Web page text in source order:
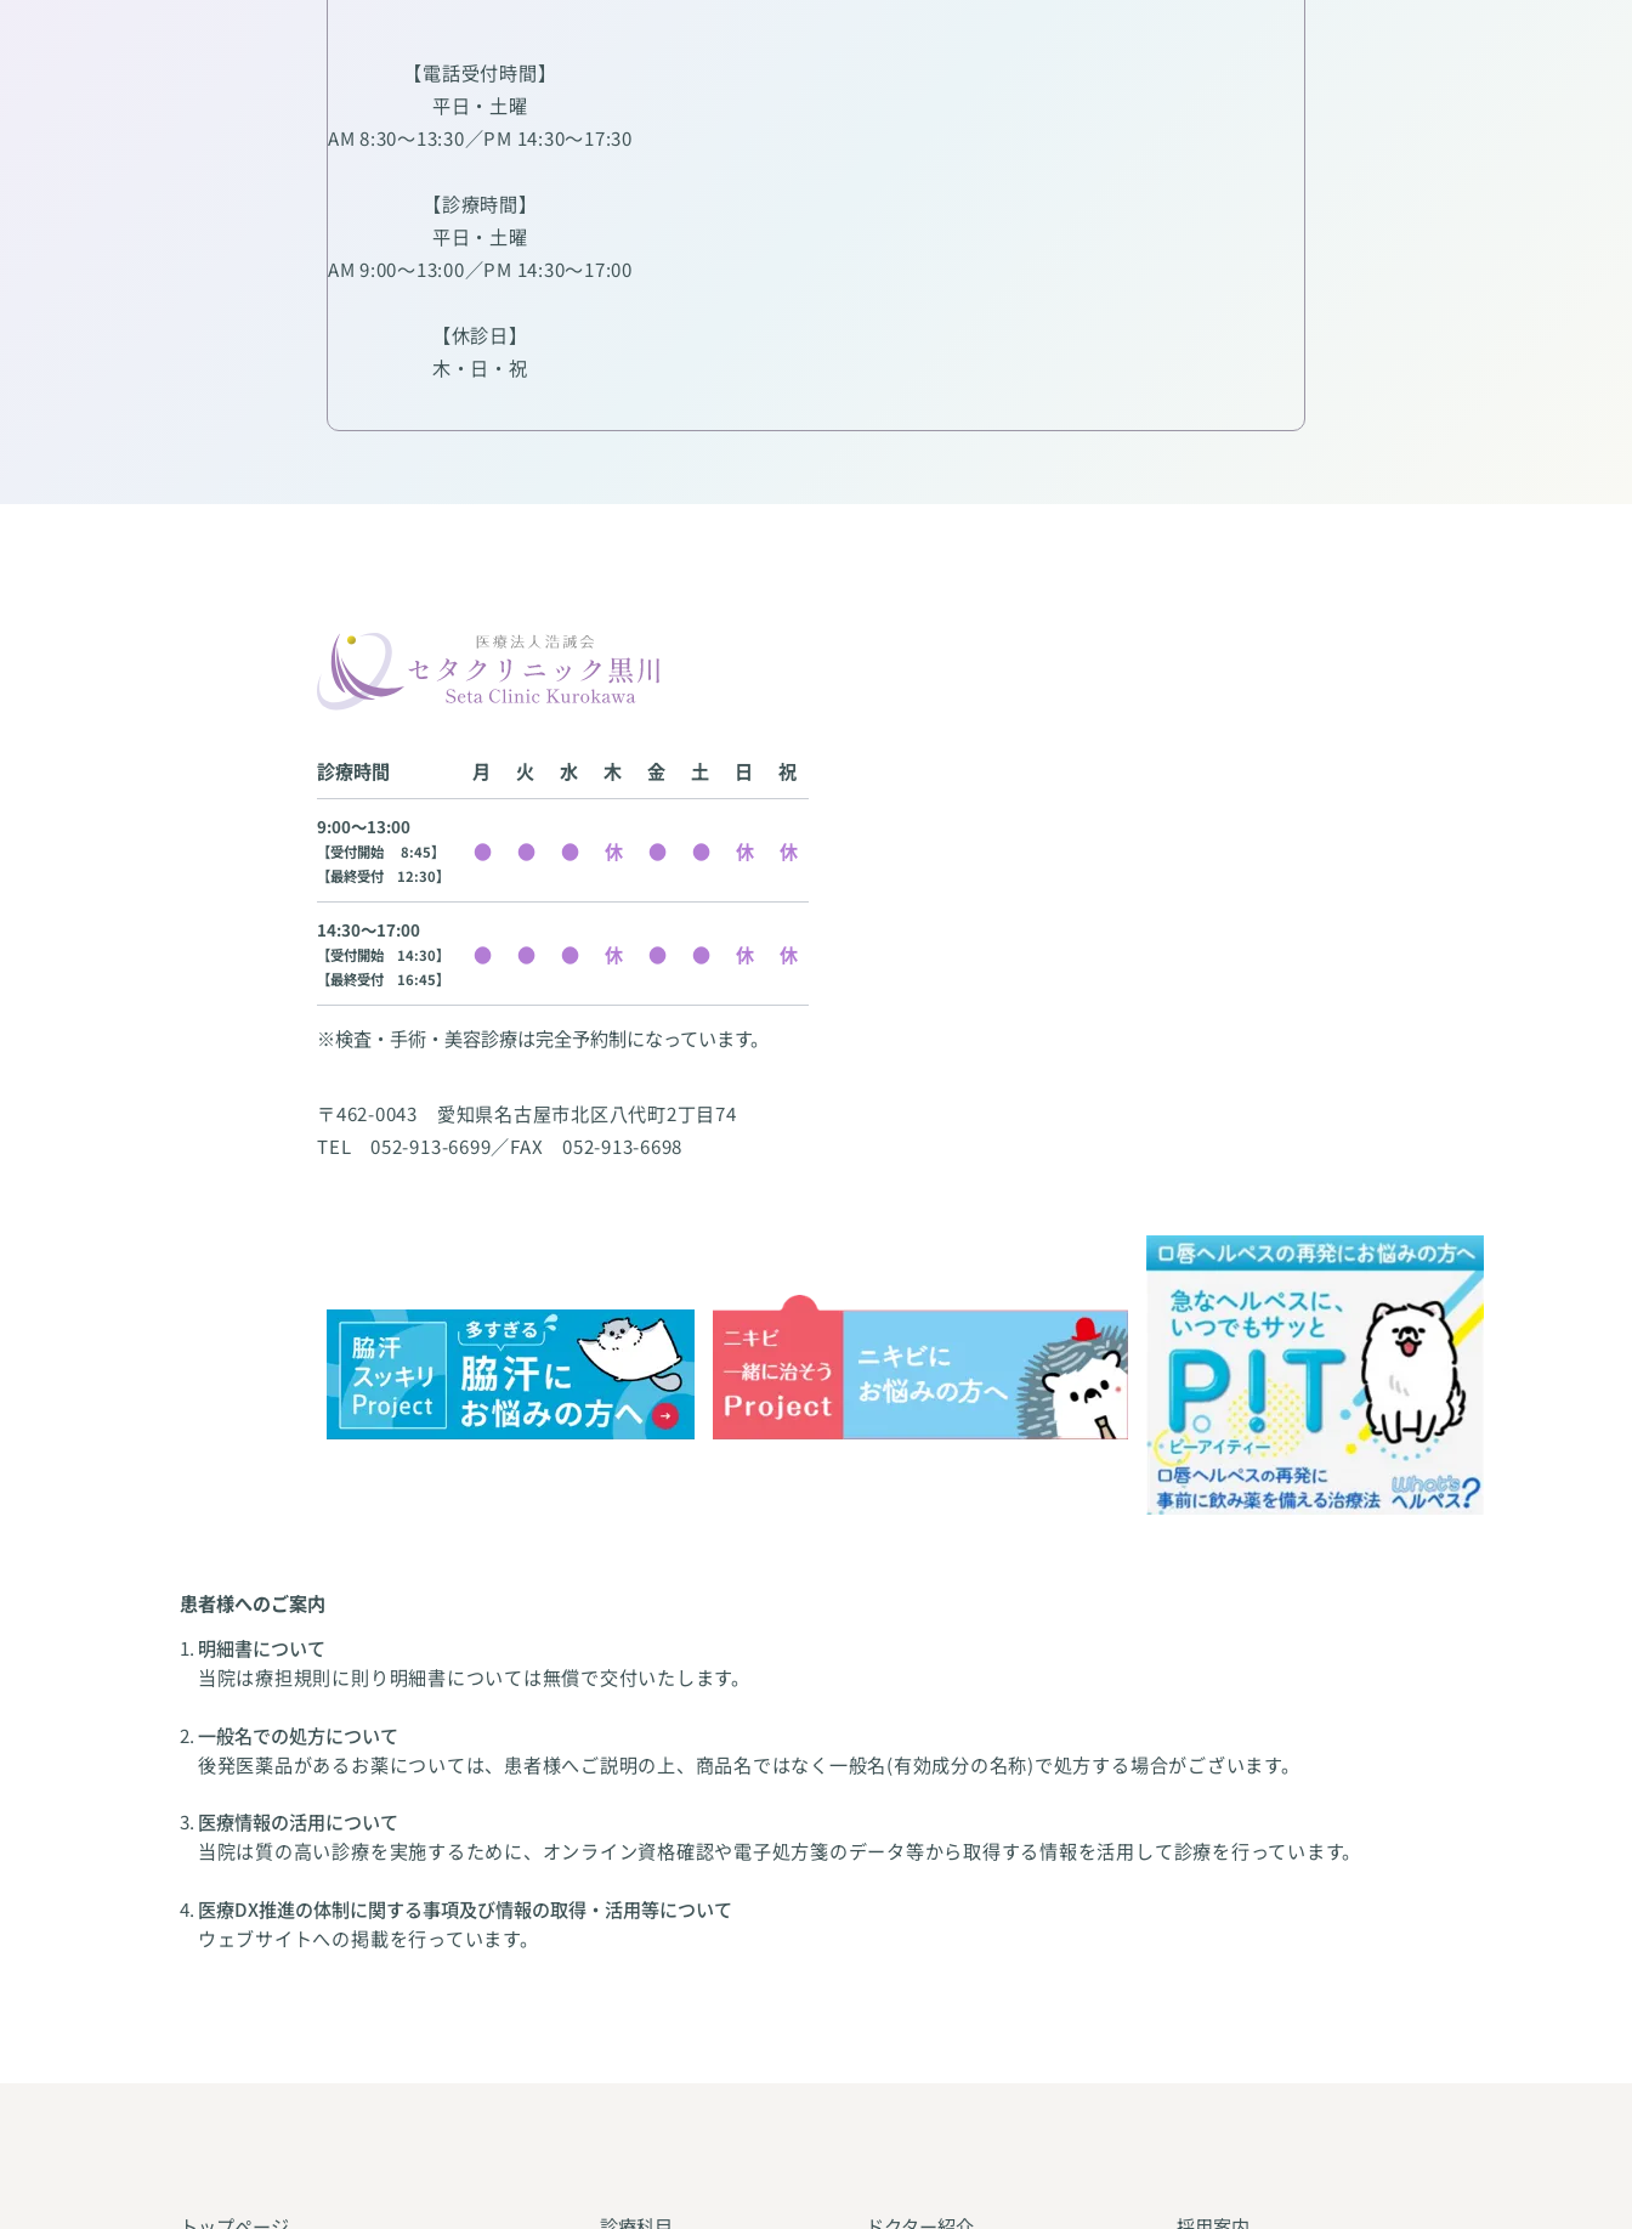
【電話受付時間】
平日・土曜
AM 8:30～13:30／PM 14:30～17:30
【診療時間】
平日・土曜
AM 9:00～13:00／PM 14:30～17:00
【休診日】
木・日・祝
診療時間 月 火 水 木 金 土 日 祝
9:00〜13:00
【受付開始 8:45】
【最終受付 12:30】
14:30〜17:00
【受付開始 14:30】
【最終受付 16:45】
※検査・手術・美容診療は完全予約制になっています。
〒462-0043 愛知県名古屋市北区八代町2丁目74
TEL 052-913-6699／FAX 052-913-6698
患者様へのご案内
明細書について
当院は療担規則に則り明細書については無償で交付いたします。
一般名での処方について
後発医薬品があるお薬については、患者様へご説明の上、商品名ではなく一般名(有効成分の名称)で処方する場合がございます。
医療情報の活用について
当院は質の高い診療を実施するために、オンライン資格確認や電子処方箋のデータ等から取得する情報を活用して診療を行っています。
医療DX推進の体制に関する事項及び情報の取得・活用等について
ウェブサイトへの掲載を行っています。